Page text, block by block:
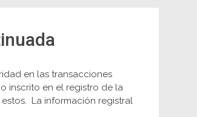
en las transacciones
inscrito en el registro de la
La información registral